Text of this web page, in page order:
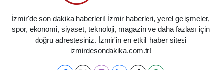
İzmir'de son dakika haberleri! İzmir haberleri, yerel gelişmeler,
spor, ekonomi, siyaset, teknoloji, magazin ve daha fazlası için
doğru adrestesiniz. İzmir'in en etkili haber sitesi
izmirdesondakika.com.tr!